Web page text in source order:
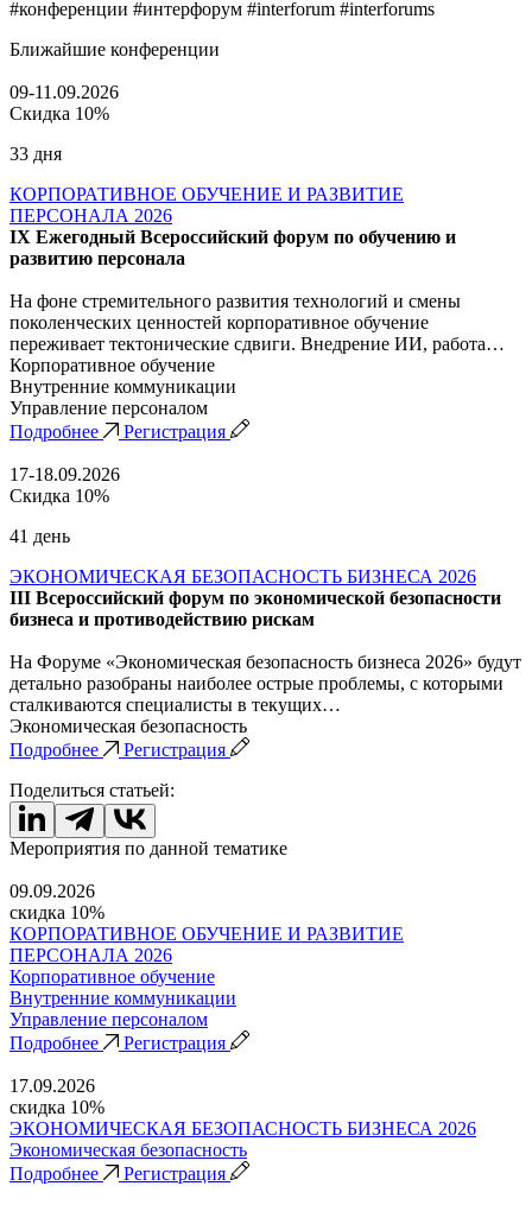
#конференции #интерфорум #interforum #interforums
Ближайшие конференции
09-11.09.2026
Скидка 10%
33 дня
КОРПОРАТИВНОЕ ОБУЧЕНИЕ И РАЗВИТИЕ
ПЕРСОНАЛА 2026
IX Ежегодный Всероссийский форум по обучению и
развитию персонала
На фоне стремительного развития технологий и смены
поколенческих ценностей корпоративное обучение
переживает тектонические сдвиги. Внедрение ИИ, работа…
Корпоративное обучение
Внутренние коммуникации
Управление персоналом
Подробнее
Регистрация
17-18.09.2026
Скидка 10%
41 день
ЭКОНОМИЧЕСКАЯ БЕЗОПАСНОСТЬ БИЗНЕСА 2026
III Всероссийский форум по экономической безопасности
бизнеса и противодействию рискам
На Форуме «Экономическая безопасность бизнеса 2026» будут
детально разобраны наиболее острые проблемы, с которыми
сталкиваются специалисты в текущих…
Экономическая безопасность
Подробнее
Регистрация
Поделиться статьей:
Мероприятия по данной тематике
09.09.2026
скидка 10%
КОРПОРАТИВНОЕ ОБУЧЕНИЕ И РАЗВИТИЕ
ПЕРСОНАЛА 2026
Корпоративное обучение
Внутренние коммуникации
Управление персоналом
Подробнее
Регистрация
17.09.2026
скидка 10%
ЭКОНОМИЧЕСКАЯ БЕЗОПАСНОСТЬ БИЗНЕСА 2026
Экономическая безопасность
Подробнее
Регистрация